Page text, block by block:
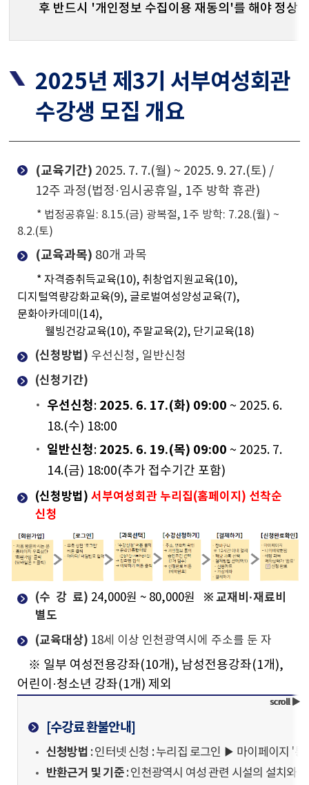
후 반드시 '개인정보 수집이용 재동의'를 해야 정상
2025년 제3기 서부여성회관
수강생 모집 개요
(교육기간) 2025. 7. 7.(월) ~ 2025. 9. 27.(토) /
12주 과정(법정·임시공휴일, 1주 방학 휴관)
* 법정공휴일: 8.15.(금) 광복절, 1주 방학: 7.28.(월) ~
8.2.(토)
(교육과목) 80개 과목
* 자격증취득교육(10), 취창업지원교육(10),
디지털역량강화교육(9), 글로벌여성양성교육(7),
문화아카데미(14),
웰빙건강교육(10), 주말교육(2), 단기교육(18)
(신청방법) 우선신청, 일반신청
(신청기간)
우선신청: 2025. 6. 17.(화) 09:00 ~ 2025. 6.
18.(수) 18:00
일반신청: 2025. 6. 19.(목) 09:00 ~ 2025. 7.
14.(금) 18:00(추가 접수기간 포함)
(신청방법) 서부여성회관 누리집(홈페이지) 선착순
신청
(수 강 료) 24,000원 ~ 80,000원
※ 교재비·재료비
별도
(교육대상) 18세 이상 인천광역시에 주소를 둔 자
※ 일부 여성전용강좌(10개), 남성전용강좌(1개),
어린이·청소년 강좌(1개) 제외
[수강료 환불안내]
신청방법 : 인터넷 신청 : 누리집 로그인 ▶ 마이페이지 '
반환근거 및 기준 : 인천광역시 여성 관련 시설의 설치와